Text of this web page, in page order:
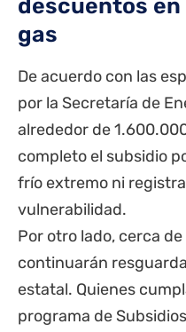
descuentos
gas
De acuerdo con las
por la Secretaría de
alrededor de
completo el subsidio
frío extremo ni
vulnerabilidad.
Por otro lado, cerca
continuarán
estatal. Quienes
programa de